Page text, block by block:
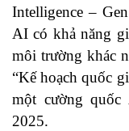
Intelligence –
AI có khả năng
môi trường khác
“Kế hoạch quốc
một cường quốc
2025.